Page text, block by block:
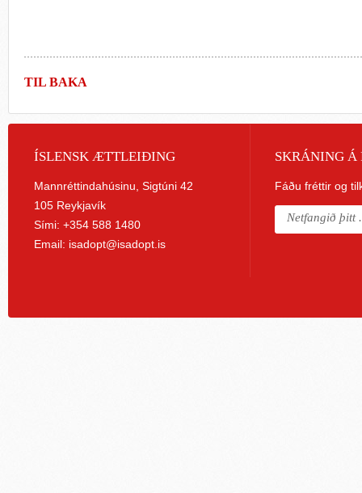
TIL BAKA
ÍSLENSK ÆTTLEIÐING
Mannréttindahúsinu, Sigtúni 42
105 Reykjavík
Sími: +354 588 1480
Email: isadopt@isadopt.is
SKRÁNING Á
Fáðu fréttir og